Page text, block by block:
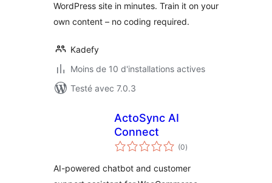
WordPress site in minutes. Train it on your
own content – no coding required.
Kadefy
Moins de 10 d'installations actives
Testé avec 7.0.3
ActoSync AI
Connect
(0notes
en
)
AI-powered chatbot and customer